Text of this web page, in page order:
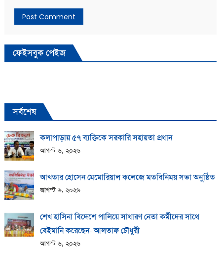
ফেইসবুক পেইজ
সর্বশেষ
কলাপাড়ায় ​৫৭ ব্যক্তিকে সরকারি সহায়তা প্রধান
আগস্ট ৬, ২০২৬
আখতার হোসেন মেমোরিয়াল কলেজে মতবিনিময় সভা অনুষ্ঠিত
আগস্ট ৬, ২০২৬
শেখ হাসিনা বিদেশে পালিয়ে সাধারণ নেতা কর্মীদের সাথে
বেইমানি করেছেন- আলতাফ চৌধুরী
আগস্ট ৬, ২০২৬